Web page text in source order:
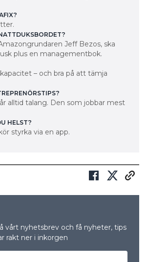
Jeff Bezos, ska
plus en managementbok.
– och bra på att tämja
alltid talang. Den som jobbar mest
HELST?
styrka via en app.
vårt nyhetsbrev och få nyheter, tips
rakt ner i inkorgen